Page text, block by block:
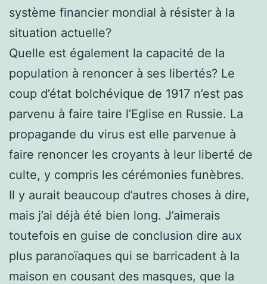
système financier mondial à résister à la
situation actuelle?
Quelle est également la capacité de la
population à renoncer à ses libertés? Le
coup d’état bolchévique de 1917 n’est pas
parvenu à faire taire l’Eglise en Russie. La
propagande du virus est elle parvenue à
faire renoncer les croyants à leur liberté de
culte, y compris les cérémonies funèbres.
Il y aurait beaucoup d’autres choses à dire,
mais j’ai déjà été bien long. J’aimerais
toutefois en guise de conclusion dire aux
plus paranoïaques qui se barricadent à la
maison en cousant des masques, que la